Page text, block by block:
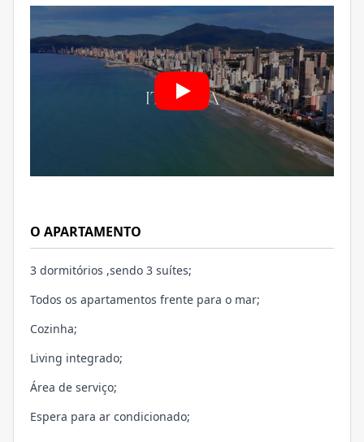
O APARTAMENTO
3 dormitórios ,sendo 3 suítes;
Todos os apartamentos frente para o mar;
Cozinha;
Living integrado;
Área de serviço;
Espera para ar condicionado;